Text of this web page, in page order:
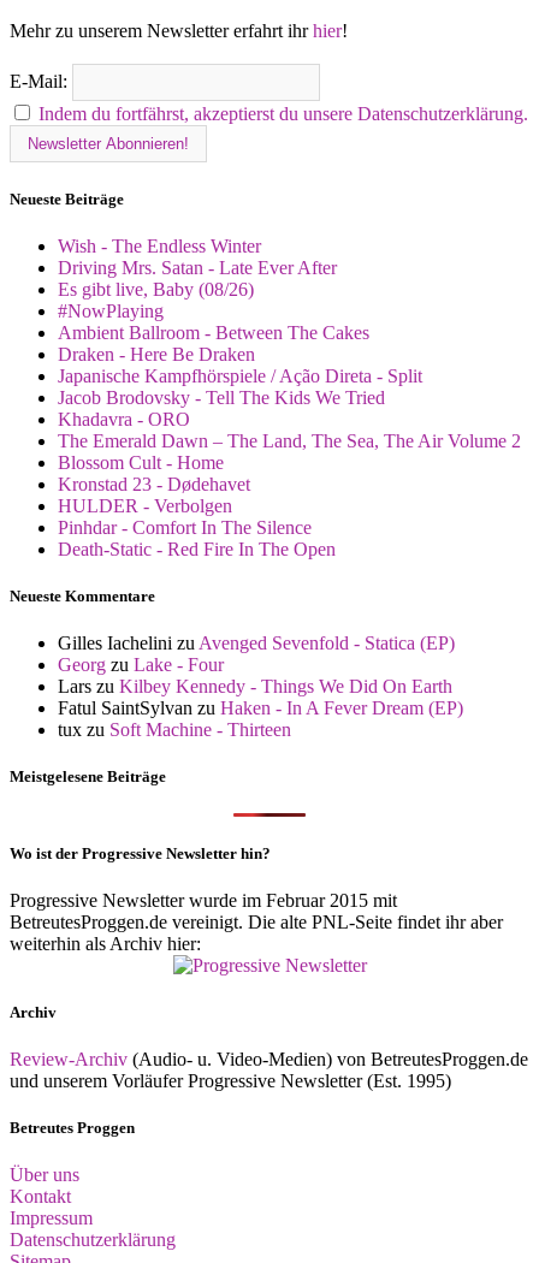
Mehr zu unserem Newsletter erfahrt ihrhier!
E-Mail:
Indem du fortfährst, akzeptierst du unsere Datenschutzerklärung.
Neueste Beiträge
Wish - The Endless Winter
Driving Mrs. Satan - Late Ever After
Es gibt live, Baby (08/26)
#NowPlaying
Ambient Ballroom - Between The Cakes
Draken - Here Be Draken
Japanische Kampfhörspiele / Ação Direta - Split
Jacob Brodovsky - Tell The Kids We Tried
Khadavra - ORO
The Emerald Dawn – The Land, The Sea, The Air Volume 2
Blossom Cult - Home
Kronstad 23 - Dødehavet
HULDER - Verbolgen
Pinhdar - Comfort In The Silence
Death-Static - Red Fire In The Open
Neueste Kommentare
Gilles Iachelini zu Avenged Sevenfold - Statica (EP)
Georg zu Lake - Four
Lars zu Kilbey Kennedy - Things We Did On Earth
Fatul SaintSylvan zu Haken - In A Fever Dream (EP)
tux zu Soft Machine - Thirteen
Meistgelesene Beiträge
Wo ist der Progressive Newsletter hin?
Progressive Newsletter wurde im Februar 2015 mit
BetreutesProggen.de vereinigt. Die alte PNL-Seite findet ihr aber
weiterhin als Archiv hier:
Archiv
Review-Archiv (Audio- u. Video-Medien) von BetreutesProggen.de
und unserem Vorläufer Progressive Newsletter (Est. 1995)
Betreutes Proggen
Über uns
Kontakt
Impressum
Datenschutzerklärung